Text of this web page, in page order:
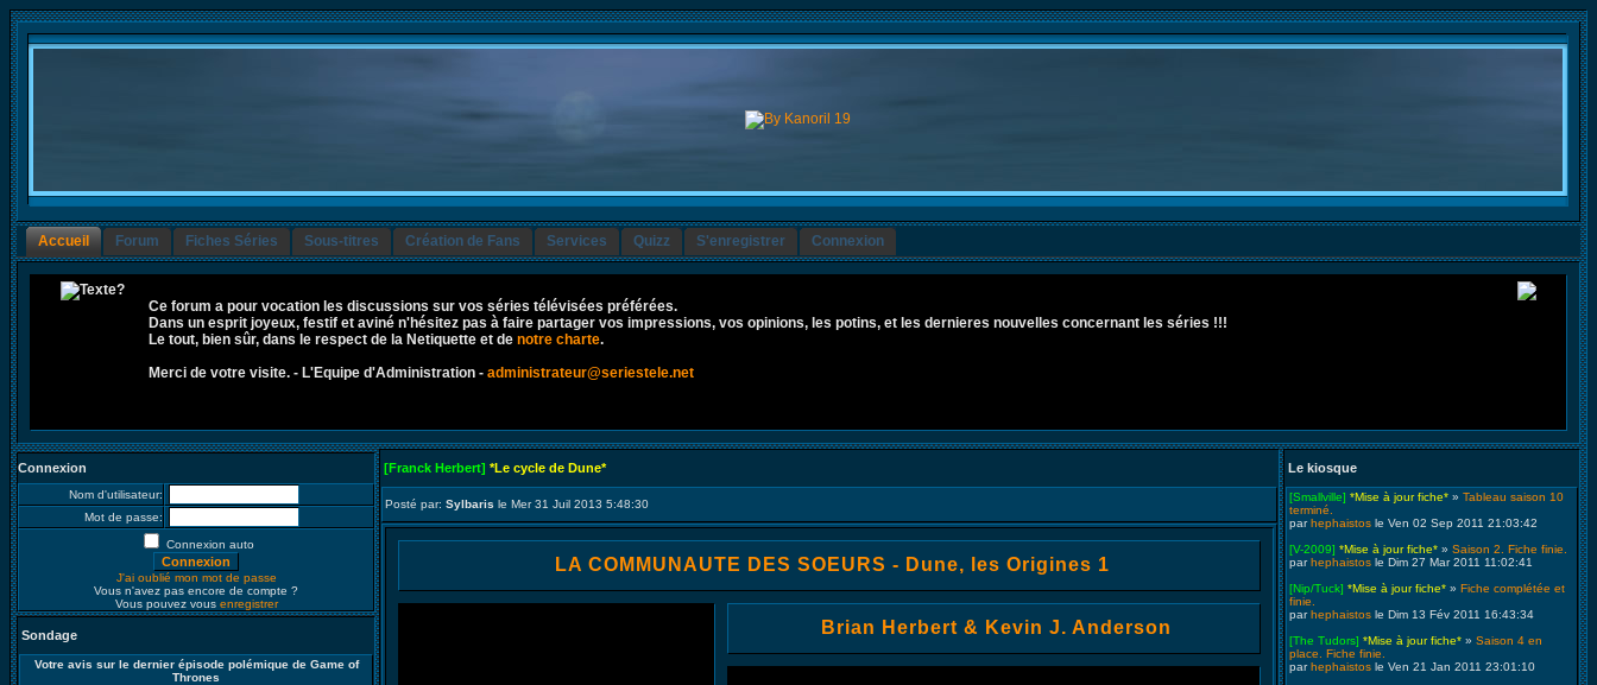
Accueil Forum Fiches Séries Sous-titres Création de Fans Services Quizz S'enregistrer Connexion
Ce forum a pour vocation les discussions sur vos séries télévisées préférées.
Dans un esprit joyeux, festif et aviné n'hésitez pas à faire partager vos impressions, vos opinions, les potins, et les dernieres nouvelles concernant les séries !!!
Le tout, bien sûr, dans le respect de la Netiquette et de notre charte.
Merci de votre visite. - L'Equipe d'Administration - administrateur@seriestele.net
Connexion
Nom d'utilisateur:
Mot de passe:
Connexion auto
J'ai oublié mon mot de passe
Vous n'avez pas encore de compte ?
Vous pouvez vous enregistrer
Sondage
Votre avis sur le dernier épisode polémique de Game of
Thrones
[Franck Herbert] *Le cycle de Dune*
Posté par: Sylbaris le Mer 31 Juil 2013 5:48:30
LA COMMUNAUTE DES SOEURS - Dune, les Origines 1
Brian Herbert & Kevin J. Anderson
Le kiosque
[Smallville] *Mise à jour fiche* » Tableau saison 10
terminé.
parhephaistos le Ven 02 Sep 2011 21:03:42
[V-2009] *Mise à jour fiche* » Saison 2. Fiche finie.
parhephaistos le Dim 27 Mar 2011 11:02:41
[Nip/Tuck] *Mise à jour fiche* » Fiche complétée et
finie.
parhephaistos le Dim 13 Fév 2011 16:43:34
[The Tudors] *Mise à jour fiche* » Saison 4 en
place. Fiche finie.
parhephaistos le Ven 21 Jan 2011 23:01:10